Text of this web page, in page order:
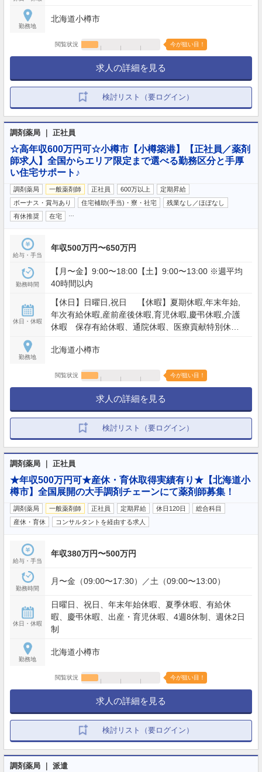
勤務地
北海道小樽市
閲覧状況 今が狙い目！
求人の詳細を見る
検討リスト（要ログイン）
調剤薬局 ｜ 正社員
☆高年収600万円可☆小樽市【小樽築港】【正社員／薬剤
師求人】全国からエリア限定まで選べる勤務区分と手厚
い住宅サポート♪
調剤薬局 一般薬剤師 正社員 600万以上
定期昇給
ボーナス・賞与あり
住宅補助(手当)・寮・社宅
残業なし／ほぼなし
有休推奨
在宅
給与・手当
年収500万円〜650万円
勤務時間
【月〜金】9:00〜18:00【土】9:00〜13:00 ※週平均
40時間以内
休日・休暇
【休日】日曜日,祝日 【休暇】夏期休暇,年末年始,
年次有給休暇,産前産後休暇,育児休暇,慶弔休暇,介護
休暇 保存有給休暇、通院休暇、医療貢献特別休
など
勤務地
北海道小樽市
閲覧状況 今が狙い目！
求人の詳細を見る
検討リスト（要ログイン）
調剤薬局 ｜ 正社員
★年収500万円可★産休・育休取得実績有り★【北海道小
樽市】全国展開の大手調剤チェーンにて薬剤師募集！
調剤薬局 一般薬剤師 正社員 定期昇給 休日120日
総合科目
産休・育休
コンサルタントを経由する求人
給与・手当
年収380万円〜500万円
勤務時間
月〜金（09:00〜17:30）／土（09:00〜13:00）
休日・休暇
日曜日、祝日、年末年始休暇、夏季休暇、有給休
暇、慶弔休暇、出産・育児休暇、4週8休制、週休2日
制
勤務地
北海道小樽市
閲覧状況 今が狙い目！
求人の詳細を見る
検討リスト（要ログイン）
調剤薬局 ｜ 派遣